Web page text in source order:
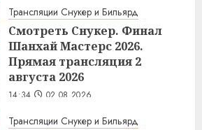
Трансляции Снукер и Бильярд
Смотреть Снукер. Финал
Шанхай Мастерс 2026.
Прямая трансляция 2
августа 2026
14:34 02.08.2026
Трансляции Снукер и Бильярд